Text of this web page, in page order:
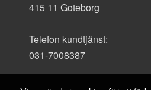
415 11 Goteborg
Telefon kundtjänst:
031-7008387